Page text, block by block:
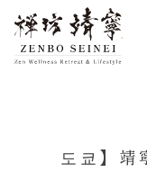
KO
도쿄】